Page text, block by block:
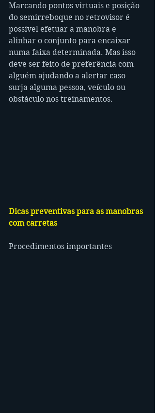
Marcando pontos virtuais e posição
do semirreboque no retrovisor é
possível efetuar a manobra e
alinhar o conjunto para encaixar
numa faixa determinada. Mas isso
deve ser feito de preferência com
alguém ajudando a alertar caso
surja alguma pessoa, veículo ou
obstáculo nos treinamentos.
Dicas preventivas para as manobras
com carretas
Procedimentos importantes